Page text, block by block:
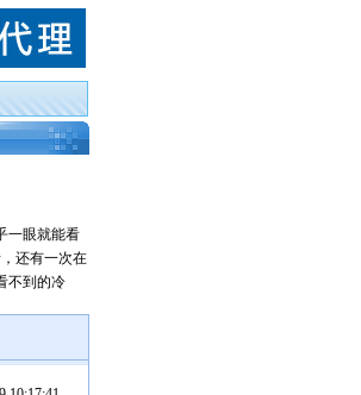
一眼就能看
还有一次在
不到的冷